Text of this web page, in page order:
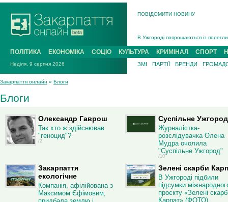
ПОВІДОМИТИ НОВИНУ
На війні загинув 26-річний
В Ужгороді попрощаються із
В Ужгороді 5 серпня
Підтвердили загибель захисника
На війні з рф поліг військовий з
ПОЛІТИКА ЕКОНОМІКА СОЦІО КУЛЬТУРА КРИМІНАЛ СПОРТ
Неділя, 9 серпня 2026 ЗМІ ПАРТІЇ БРЕНДИ
Закарпаття онлайн » Блоги
Блоги
Олександр Гаврош
Так хто ж здійснював
"геноцид"?
/2
Суспільне Ужгород
Журналістка-
розслідувачка Олена
Мудра очолила
"Суспільне Ужгород"
/10
Закарпаття
екологічне
Компанія, афілійована з
Максимом Єфімовим,
Зелені скарби
В Ужгороді підбили
підсумки
проєкту «Зелені
Карпат» (ФОТО)